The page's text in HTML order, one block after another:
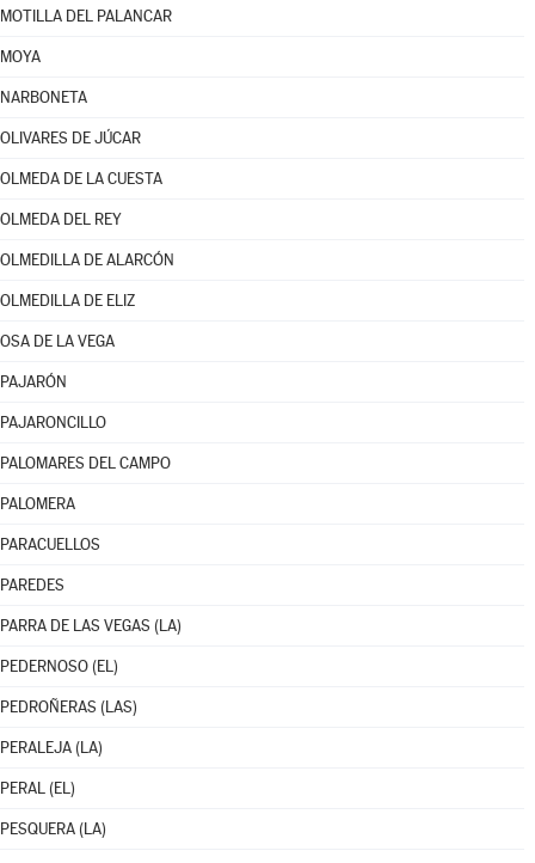
MOTILLA DEL PALANCAR
MOYA
NARBONETA
OLIVARES DE JÚCAR
OLMEDA DE LA CUESTA
OLMEDA DEL REY
OLMEDILLA DE ALARCÓN
OLMEDILLA DE ELIZ
OSA DE LA VEGA
PAJARÓN
PAJARONCILLO
PALOMARES DEL CAMPO
PALOMERA
PARACUELLOS
PAREDES
PARRA DE LAS VEGAS (LA)
PEDERNOSO (EL)
PEDROÑERAS (LAS)
PERALEJA (LA)
PERAL (EL)
PESQUERA (LA)